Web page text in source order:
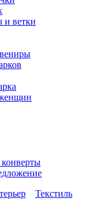
и ветки
Текстиль